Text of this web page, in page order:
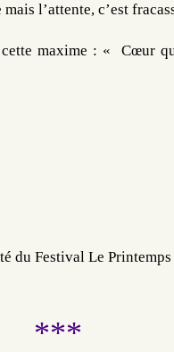
l’attente, c’est
maxime : «  Cœur
du Festival Le Printemps
***